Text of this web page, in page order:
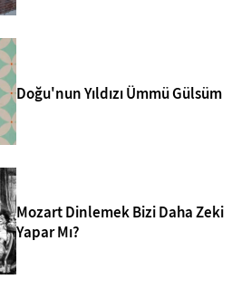
Doğu'nun Yıldızı Ümmü Gülsüm
Mozart Dinlemek Bizi Daha Zeki
Yapar Mı?